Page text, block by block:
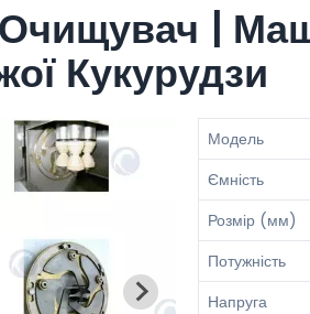
Очищувач |
Кукурудзи
Модель
Ємність
Розмір (мм)
Потужність
Напруга